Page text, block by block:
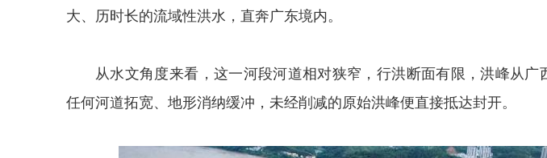
大、历时长的流域性洪水，直奔广东境内。
从水文角度来看，这一河段河道相对狭窄，行洪断面有限，洪峰从广
任何河道拓宽、地形消纳缓冲，未经削减的原始洪峰便直接抵达封开。